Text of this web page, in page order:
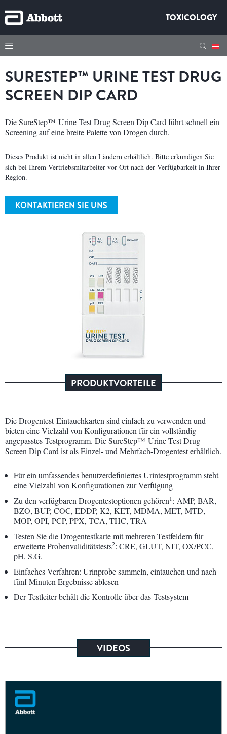
TOXICOLOGY
SURESTEP™ URINE TEST DRUG
SCREEN DIP CARD
Die SureStep™ Urine Test Drug Screen Dip Card führt schnell ein
Screening auf eine breite Palette von Drogen durch.
Dieses Produkt ist nicht in allen Ländern erhältlich. Bitte erkundigen Sie
sich bei Ihrem Vertriebsmitarbeiter vor Ort nach der Verfügbarkeit in Ihrer
Region.
KONTAKTIEREN SIE UNS
PRODUKTVORTEILE
Die Drogentest-Eintauchkarten sind einfach zu verwenden und
bieten eine Vielzahl von Konfigurationen für ein vollständig
angepasstes Testprogramm. Die SureStep™ Urine Test Drug
Screen Dip Card ist als Einzel- und Mehrfach-Drogentest erhältlich.
Für ein umfassendes benutzerdefiniertes Urintestprogramm steht
eine Vielzahl von Konfigurationen zur Verfügung
Zu den verfügbaren Drogentestoptionen gehören1: AMP, BAR,
BZO, BUP, COC, EDDP, K2, KET, MDMA, MET, MTD,
MOP, OPI, PCP, PPX, TCA, THC, TRA
Testen Sie die Drogentestkarte mit mehreren Testfeldern für
erweiterte Probenvaliditätstests2: CRE, GLUT, NIT, OX/PCC,
pH, S.G.
Einfaches Verfahren: Urinprobe sammeln, eintauchen und nach
fünf Minuten Ergebnisse ablesen
Der Testleiter behält die Kontrolle über das Testsystem
VIDEOS